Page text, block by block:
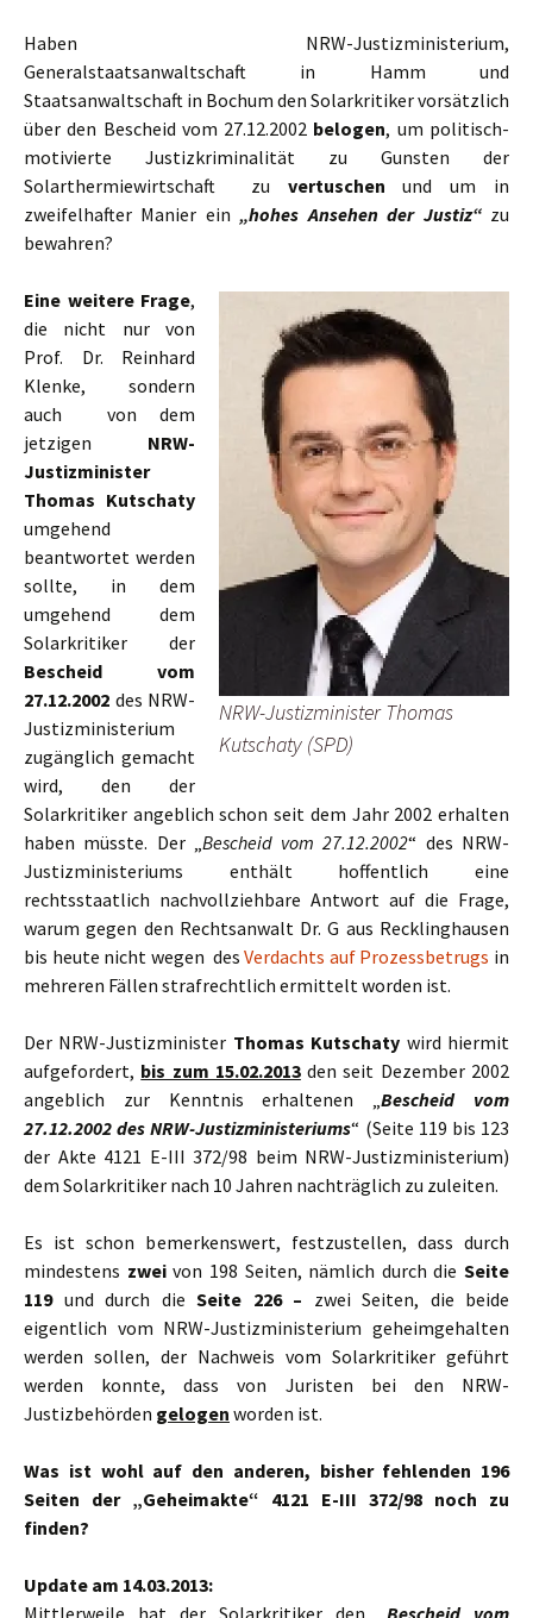
Haben NRW-Justizministerium,
Generalstaatsanwaltschaft in Hamm und
Staatsanwaltschaft in Bochum den Solarkritiker vorsätzlich
über den Bescheid vom 27.12.2002 belogen, um politisch-
motivierte Justizkriminalität zu Gunsten der
Solarthermiewirtschaft zu vertuschenund um in
zweifelhafter Manier ein „hohes Ansehen der Justiz“ zu
bewahren?
NRW-Justizminister Thomas
Kutschaty (SPD)
Eine weitere Frage,
die nicht nur von
Prof. Dr. Reinhard
Klenke, sondern
auch von dem
jetzigen NRW-
Justizminister
Thomas Kutschaty
umgehend
beantwortet werden
sollte, in dem
umgehend dem
Solarkritiker der
Bescheid vom
27.12.2002 des NRW-
Justizministerium
zugänglich gemacht
wird, den der
Solarkritiker angeblich schon seit dem Jahr 2002 erhalten
haben müsste. Der „Bescheid vom 27.12.2002“ des NRW-
Justizministeriums enthält hoffentlich eine
rechtsstaatlich nachvollziehbare Antwort auf die Frage,
warum gegen den Rechtsanwalt Dr. G aus Recklinghausen
bis heute nicht wegen desVerdachts auf Prozessbetrugs in
mehreren Fällen strafrechtlich ermittelt worden ist.
Der NRW-Justizminister Thomas Kutschaty wird hiermit
aufgefordert, bis zum 15.02.2013den seit Dezember 2002
angeblich zur Kenntnis erhaltenen „Bescheid vom
27.12.2002 des NRW-Justizministeriums“ (Seite 119 bis 123
der Akte 4121 E-III 372/98 beim NRW-Justizministerium)
dem Solarkritiker nach 10 Jahren nachträglich zu zuleiten.
Es ist schon bemerkenswert, festzustellen, dass durch
mindestens zweivon 198 Seiten, nämlich durch die Seite
119und durch die Seite 226 – zwei Seiten, die beide
eigentlich vom NRW-Justizministerium geheimgehalten
werden sollen, der Nachweis vom Solarkritiker geführt
werden konnte, dass von Juristen bei den NRW-
Justizbehörden gelogen worden ist.
Was ist wohl auf den anderen, bisher fehlenden 196
Seiten der „Geheimakte“ 4121 E-III 372/98 noch zu
finden?
Update am 14.03.2013: